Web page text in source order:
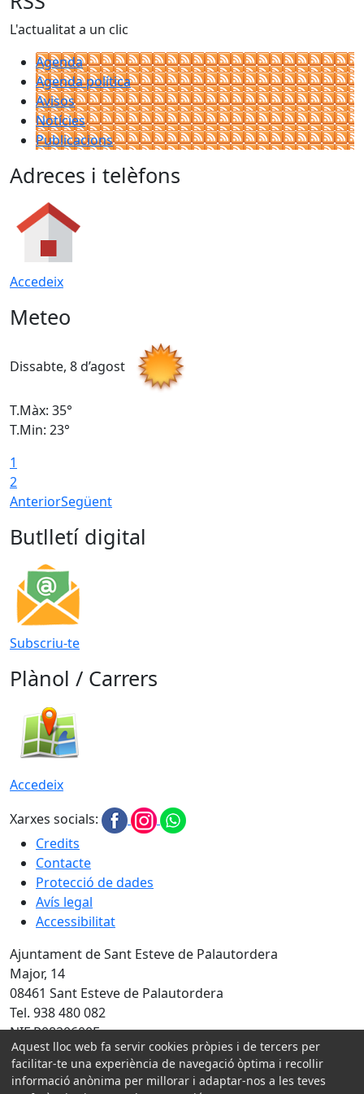
L'actualitat a un clic
Agenda
Agenda política
Avisos
Notícies
Publicacions
Adreces i telèfons
Accedeix
Meteo
Dissabte, 8 d’agost
T.Màx: 35°
T.Min: 23°
1
2
AnteriorSegüent
Butlletí digital
Subscriu-te
Plànol / Carrers
Accedeix
Xarxes socials:
Credits
Contacte
Protecció de dades
Avís legal
Accessibilitat
Ajuntament de Sant Esteve de Palautordera
Major, 14
08461 Sant Esteve de Palautordera
Tel. 938 480 082
NIF P0820600E
Amb la col·laboració de:
Aquest lloc web fa servir cookies pròpies i de tercers per
facilitar-te una experiència de navegació òptima i recollir
informació anònima per millorar i adaptar-nos a les teves